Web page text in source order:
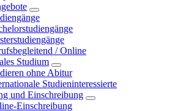
/ Online
Studium
ohne Abitur
Studieninteressierte
und Einschreibung
Einschreibung